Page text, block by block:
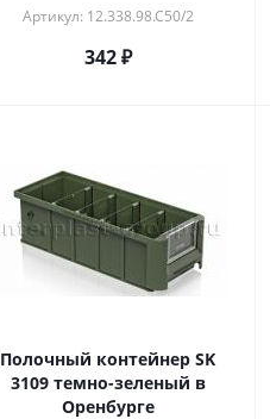
Артикул: 12.338.98.С50/2
342₽
Полочный контейнер SK
3109 темно-зеленый в
Оренбурге